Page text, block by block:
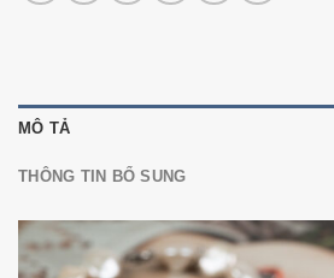
MÔ TẢ
THÔNG TIN BỔ SUNG